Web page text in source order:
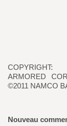
COPYRIGHT:
ARMORED
©2011 NAMCO
Nouveau